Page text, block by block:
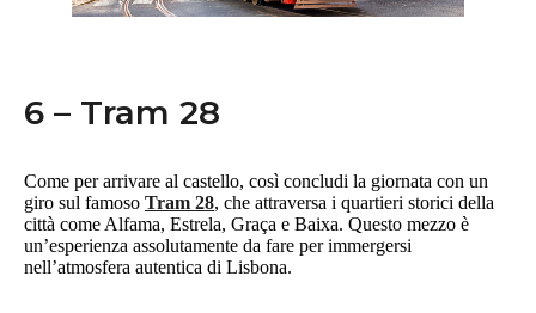
6 – Tram 28
Come per arrivare al castello, così concludi la giornata con un
giro sul famoso Tram 28, che attraversa i quartieri storici della
città come Alfama, Estrela, Graça e Baixa. Questo mezzo è
un’esperienza assolutamente da fare per immergersi
nell’atmosfera autentica di Lisbona.